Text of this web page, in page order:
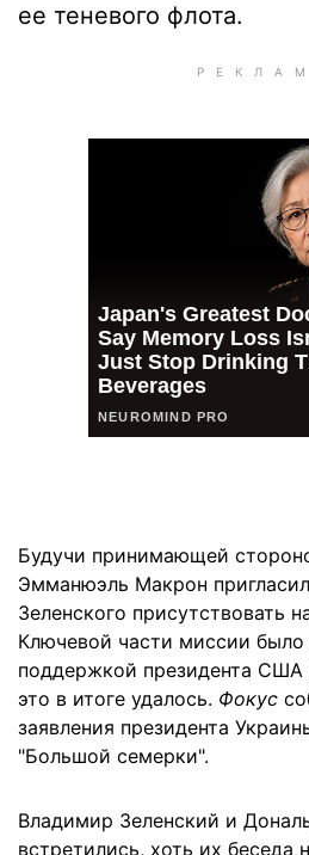
ее теневого флота.
Будучи принимающей
Эмманюэль Макрон
Зеленского присутствовать
Ключевой части миссии было
поддержкой президента
это в итоге удалось. Фокус
заявления президента
"Большой семерки".
Владимир Зеленский и
встретились, хоть их беседа